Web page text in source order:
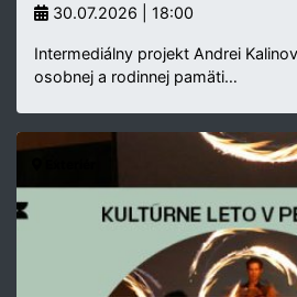
30.07.2026 | 18:00
Intermediálny projekt Andrei
osobnej a rodinnej pamäti…